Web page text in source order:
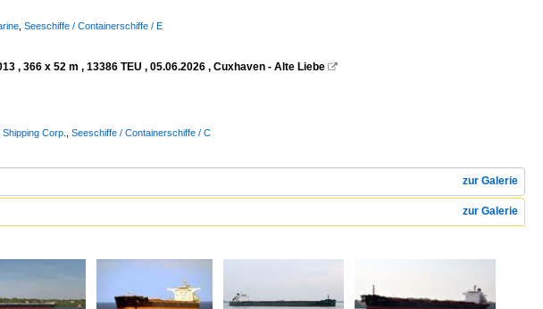
Seeschiffe / Containerschiffe / E
, 366 x 52 m , 13386 TEU , 05.06.2026 , Cuxhaven - Alte Liebe 
Corp. Seeschiffe / Containerschiffe / C
zur Galerie
zur Galerie